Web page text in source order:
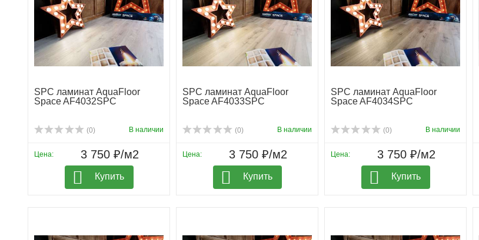
SPC ламинат AquaFloor
Space AF4032SPC
(0) В наличии
Цена: 3 750 ₽/м2
Купить
SPC ламинат AquaFloor
Space AF4033SPC
(0) В наличии
Цена: 3 750 ₽/м2
Купить
SPC ламинат AquaFloor
Space AF4034SPC
(0) В наличии
Цена: 3 750 ₽/м2
Купить